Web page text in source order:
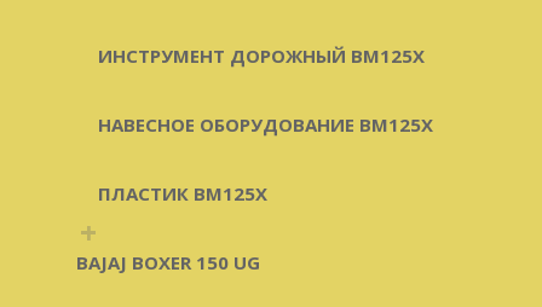
ИНСТРУМЕНТ ДОРОЖНЫЙ BM125X
НАВЕСНОЕ ОБОРУДОВАНИЕ BM125X
ПЛАСТИК BM125X
+
BAJAJ BOXER 150 UG